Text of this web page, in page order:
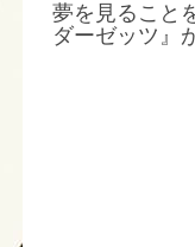
夢を見ること
ダーゼッツ』